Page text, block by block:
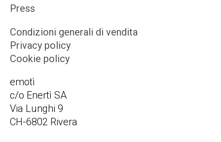
Press
Condizioni generali di vendita
Privacy policy
Cookie policy
emotì
c/o Enertì SA
Via Lunghi 9
CH-6802 Rivera